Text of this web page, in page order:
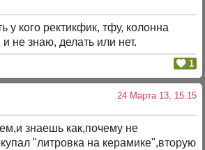
у кого ректикфик, тфу, колонна
не знаю, делать или нет.
1
24 Марта 13, 15:15
знаешь как,почему не
"литровка на керамике",вторую